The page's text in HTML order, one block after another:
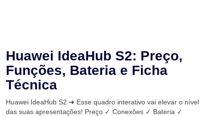
Huawei IdeaHub S2: Preço,
Funções, Bateria e Ficha
Técnica
Huawei IdeaHub S2 ➜ Esse quadro interativo vai elevar o nível
das suas apresentações! Preço ✓ Conexões ✓ Bateria ✓